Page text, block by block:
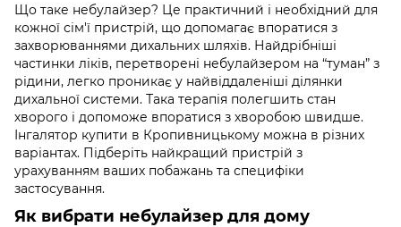
Що таке небулайзер? Це практичний і необхідний для
кожної сім'ї пристрій, що допомагає впоратися з
захворюваннями дихальних шляхів. Найдрібніші
частинки ліків, перетворені небулайзером на “туман” з
рідини, легко проникає у найвіддаленіші ділянки
дихальної системи. Така терапія полегшить стан
хворого і допоможе впоратися з хворобою швидше.
Інгалятор купити в Кропивницькому можна в різних
варіантах. Підберіть найкращий пристрій з
урахуванням ваших побажань та специфіки
застосування.
Як вибрати небулайзер для дому